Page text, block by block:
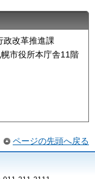
政改革推進課
市役所本庁舎11階
ページの先頭へ戻る